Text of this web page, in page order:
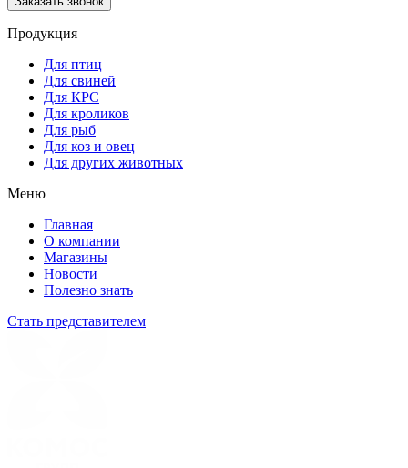
Продукция
Для птиц
Для свиней
Для КРС
Для кроликов
Для рыб
Для коз и овец
Для других животных
Меню
Главная
О компании
Магазины
Новости
Полезно знать
Стать представителем